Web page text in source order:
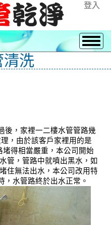
登入
清洗
後，家裡一二樓水管管路幾
，由於該客戶家裡用的是
得相當嚴重，本公司開始
管，管路中就噴出黑水，如
住無法出水，本公司改用特
，水管路終於出水正常。